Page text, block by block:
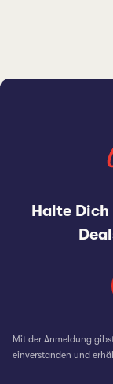
Halte
Mit der Anmeldung
einverstanden und